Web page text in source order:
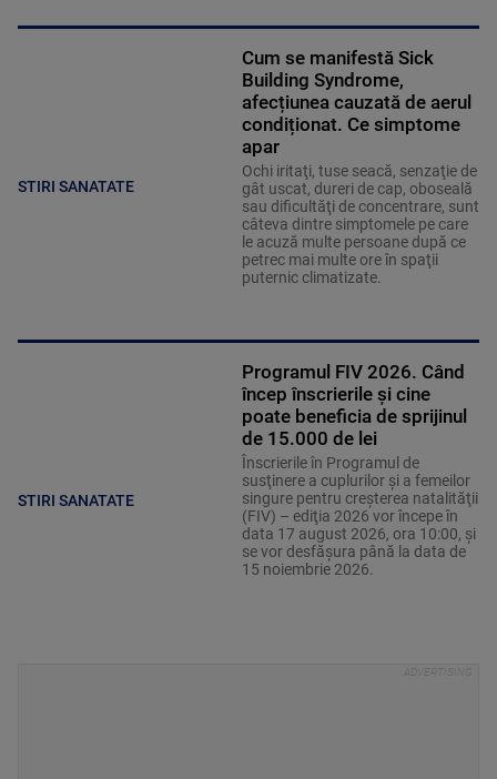
STIRI SANATATE
Cum se manifestă Sick
Building Syndrome,
afecțiunea cauzată de aerul
condiționat. Ce simptome
apar
Ochi iritaţi, tuse seacă, senzaţie de
gât uscat, dureri de cap, oboseală
sau dificultăţi de concentrare, sunt
câteva dintre simptomele pe care
le acuză multe persoane după ce
petrec mai multe ore în spaţii
puternic climatizate.
STIRI SANATATE
Programul FIV 2026. Când
încep înscrierile și cine
poate beneficia de sprijinul
de 15.000 de lei
Înscrierile în Programul de
susţinere a cuplurilor şi a femeilor
singure pentru creşterea natalităţii
(FIV) – ediţia 2026 vor începe în
data 17 august 2026, ora 10:00, şi
se vor desfăşura până la data de
15 noiembrie 2026.